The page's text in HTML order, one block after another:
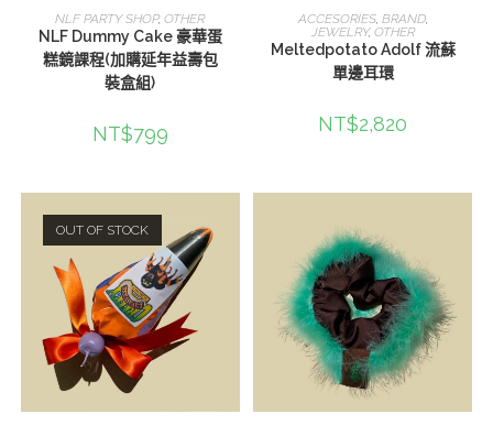
查看內容
NLF PARTY SHOP,OTHER
NLF Dummy Cake 豪華蛋
糕鏡課程(加購延年益壽包
裝盒組)
NT$799
查看內容
ACCESORIES, BRAND,
JEWELRY, OTHER
Meltedpotato Adolf 流蘇
單邊耳環
NT$2,820
OUT OF STOCK